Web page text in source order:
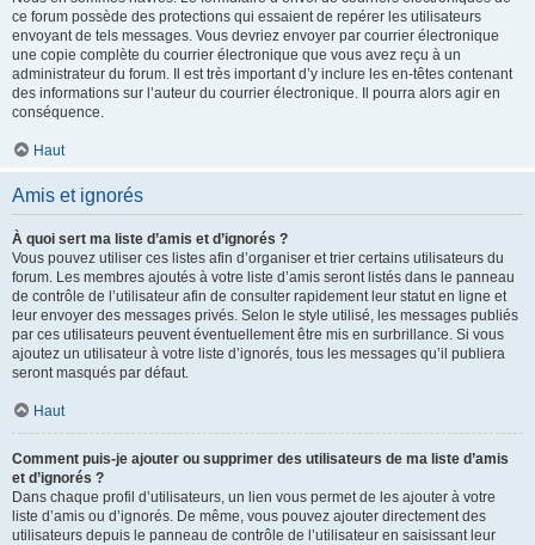
ce forum possède des protections qui essaient de repérer les utilisateurs
envoyant de tels messages. Vous devriez envoyer par courrier électronique
une copie complète du courrier électronique que vous avez reçu à un
administrateur du forum. Il est très important d’y inclure les en-têtes contenant
des informations sur l’auteur du courrier électronique. Il pourra alors agir en
conséquence.
Haut
Amis et ignorés
À quoi sert ma liste d’amis et d’ignorés ?
Vous pouvez utiliser ces listes afin d’organiser et trier certains utilisateurs du
forum. Les membres ajoutés à votre liste d’amis seront listés dans le panneau
de contrôle de l’utilisateur afin de consulter rapidement leur statut en ligne et
leur envoyer des messages privés. Selon le style utilisé, les messages publiés
par ces utilisateurs peuvent éventuellement être mis en surbrillance. Si vous
ajoutez un utilisateur à votre liste d’ignorés, tous les messages qu’il publiera
seront masqués par défaut.
Haut
Comment puis-je ajouter ou supprimer des utilisateurs de ma liste d’amis
et d’ignorés ?
Dans chaque profil d’utilisateurs, un lien vous permet de les ajouter à votre
liste d’amis ou d’ignorés. De même, vous pouvez ajouter directement des
utilisateurs depuis le panneau de contrôle de l’utilisateur en saisissant leur